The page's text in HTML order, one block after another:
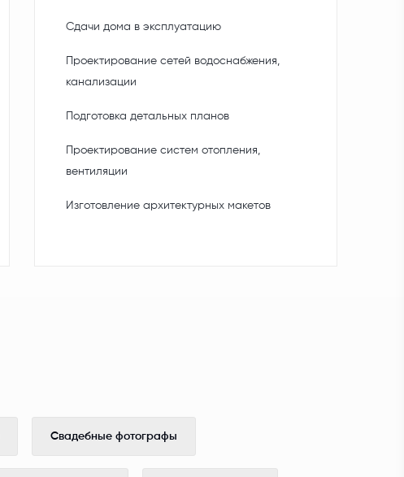
Сдачи дома в эксплуатацию
Проектирование сетей водоснабжения,
канализации
Подготовка детальных планов
Проектирование систем отопления,
вентиляции
Изготовление архитектурных макетов
Свадебные фотографы